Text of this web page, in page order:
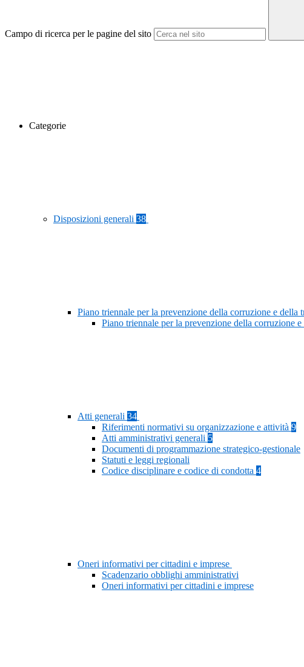
Campo di ricerca per le pagine del sito
Categorie
Disposizioni generali 38
Piano triennale per la prevenzione della corruzione e della
Piano triennale per la prevenzione della corruzione
Atti generali 34
Riferimenti normativi su organizzazione e attività 9
Atti amministrativi generali 5
Documenti di programmazione strategico-gestionale
Statuti e leggi regionali
Codice disciplinare e codice di condotta 4
Oneri informativi per cittadini e imprese
Scadenzario obblighi amministrativi
Oneri informativi per cittadini e imprese